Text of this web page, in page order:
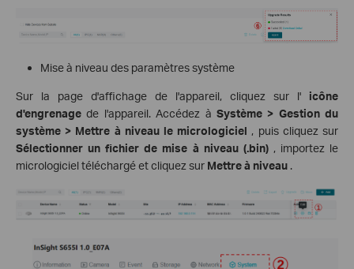
Mise à niveau des paramètres système
Sur la page d'affichage de l'appareil, cliquez sur l' icône
d'engrenage de l'appareil. Accédez à Système > Gestion du
système > Mettre à niveau le micrologiciel , puis cliquez sur
Sélectionner un fichier de mise à niveau (.bin), importez le
micrologiciel téléchargé et cliquez sur Mettre à niveau .